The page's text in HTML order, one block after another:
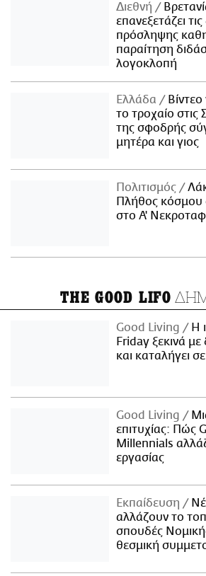
Διεθνή
επανεξετάζει
πρόσληψης
παραίτηση
λογοκλοπή
Ελλάδα
το τροχαίο στις
της σφοδρής
μητέρα και γιος
Πολιτισμός
Πλήθος κόσμου
στο Α'
THE GOOD LIFO
Good Living
Η
Friday ξεκινά με
και καταλήγει
Good Living
επιτυχίας: Πώς
Millennials
εργασίας
Εκπαίδευση
αλλάζουν το
σπουδές
θεσμική